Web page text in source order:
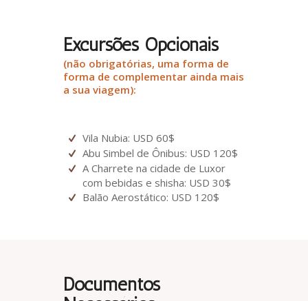
Excursões Opcionais
(não obrigatórias, uma forma de
forma de complementar ainda mais
a sua viagem):
Vila Nubia: USD 60$
Abu Simbel de Ônibus: USD 120$
A Charrete na cidade de Luxor
com bebidas e shisha: USD 30$
Balão Aerostático: USD 120$
Documentos